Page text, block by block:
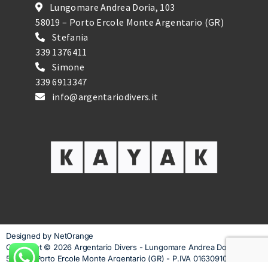
Lungomare Andrea Doria, 103
58019 – Porto Ercole Monte Argentario (GR)
Stefania
339 1376411
Simone
339 6913347
info@argentariodivers.it
Designed by NetOrange
Copyright © 2026 Argentario Divers - Lungomare Andrea Doria, 103 -
58019 - Porto Ercole Monte Argentario (GR) - P.IVA 01630910535 |